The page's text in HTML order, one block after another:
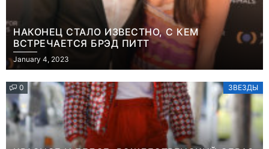
НАКОНЕЦ СТАЛО ИЗВЕСТНО, С КЕМ
ВСТРЕЧАЕТСЯ БРЭД ПИТТ
January 4, 2023
0 ЗВЕЗДЫ